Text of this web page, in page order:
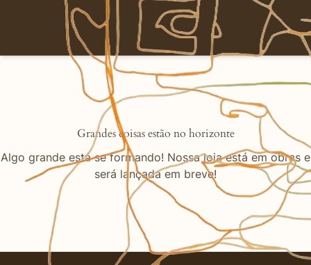
Grandes coisas estão no horizonte
Algo grande está se formando! Nossa loja está em obras e
será lançada em breve!